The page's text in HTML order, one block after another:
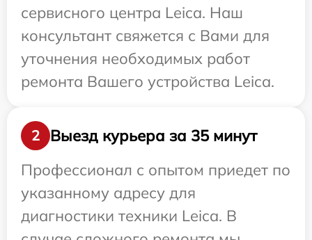
сервисного центра Leica. Наш
консультант свяжется с Вами для
уточнения необходимых работ
ремонта Вашего устройства Leica.
2
Выезд курьера за 35 минут
Профессионал с опытом приедет по
указанному адресу для
диагностики техники Leica. В